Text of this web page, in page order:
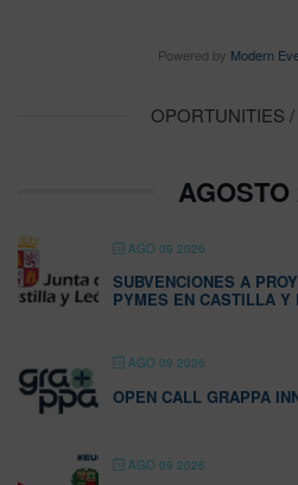
Powered by Modern
OPORTUNITIES
AGOSTO
AGO 09 2026
SUBVENCIONES A
PYMES EN CASTILLA Y
AGO 09 2026
OPEN CALL GRAPPA
AGO 09 2026